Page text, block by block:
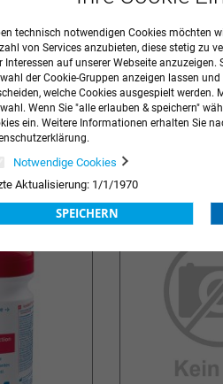
wipes maxi
Bacillol® 30
Preise nach
technisch notwendigen Cookies möchten
von Services anzubieten, diese stetig zu
Interessen auf unserer Webseite
der Cookie-Gruppen anzeigen lassen
welche Cookies ausgespielt werden.
Wenn Sie "alle erlauben & speichern"
ein. Weitere Informationen erhalten Sie
Notwendige Cookies
Aktualisierung: 1/1/1970
SPEICHERN